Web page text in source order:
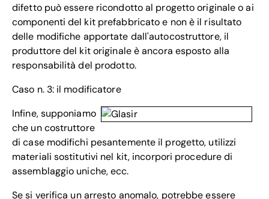
difetto può essere ricondotto al progetto originale o ai
componenti del kit prefabbricato e non è il risultato
delle modifiche apportate dall'autocostruttore, il
produttore del kit originale è ancora esposto alla
responsabilità del prodotto.
Caso n. 3: il modificatore
Infine, supponiamo
che un costruttore
di case modifichi pesantemente il progetto, utilizzi
materiali sostitutivi nel kit, incorpori procedure di
assemblaggio uniche, ecc.
Se si verifica un arresto anomalo, potrebbe essere